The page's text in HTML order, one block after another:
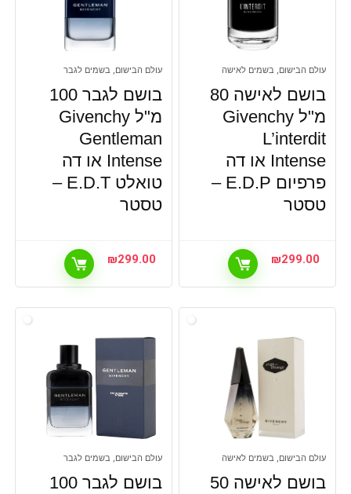
עולם הבישום, בשמים לאישה
בושם לאישה 80
מ"ל Givenchy
L’interdit
Intense או דה
פרפיום E.D.P –
טסטר
₪299.00
עולם הבישום, בשמים לגבר
בושם לגבר 100
מ"ל Givenchy
Gentleman
Intense או דה
טואלט E.D.T –
טסטר
₪299.00
עולם הבישום, בשמים לאישה
בושם לאישה 50
עולם הבישום, בשמים לגבר
בושם לגבר 100